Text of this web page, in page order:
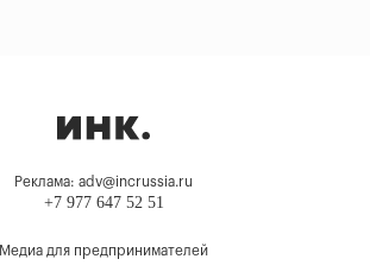
Реклама: adv@incrussia.ru
+7 977 647 52 51
Медиа для предпринимателей